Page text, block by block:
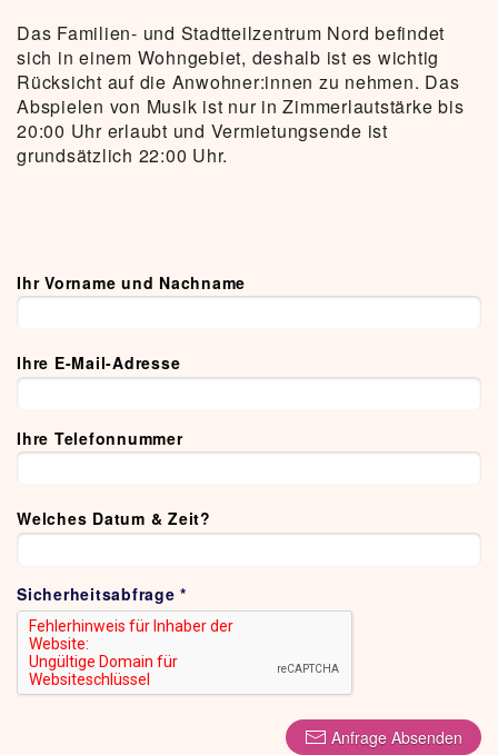
Das Familien- und Stadtteilzentrum Nord befindet
sich in einem Wohngebiet, deshalb ist es wichtig
Rücksicht auf die Anwohner:innen zu nehmen. Das
Abspielen von Musik ist nur in Zimmerlautstärke bis
20:00 Uhr erlaubt und Vermietungsende ist
grundsätzlich 22:00 Uhr.
Ihr Vorname und Nachname
Ihre E-Mail-Adresse
Ihre Telefonnummer
Welches Datum & Zeit?
Sicherheitsabfrage*
Anfrage Absenden